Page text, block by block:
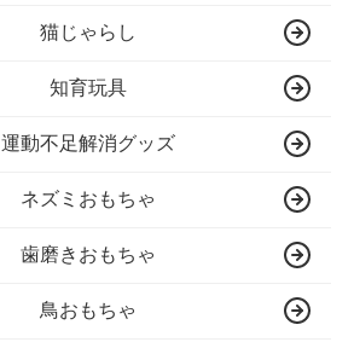
猫じゃらし
知育玩具
運動不足解消グッズ
ネズミおもちゃ
歯磨きおもちゃ
鳥おもちゃ